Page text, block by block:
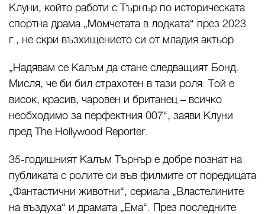
Клуни, който работи с Търнър по историческата
спортна драма „Момчетата в лодката“ през 2023
г., не скри възхищението си от младия актьор.
„Надявам се Калъм да стане следващият Бонд.
Мисля, че би бил страхотен в тази роля. Той е
висок, красив, чаровен и британец – всичко
необходимо за перфектния 007“, заяви Клуни
пред The Hollywood Reporter.
35-годишният Калъм Търнър е добре познат на
публиката с ролите си във филмите от поредицата
„Фантастични животни“, сериала „Властелините
на въздуха“ и драмата „Ема“. През последните